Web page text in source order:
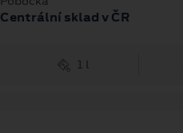
Centrální sklad v ČR
1 l